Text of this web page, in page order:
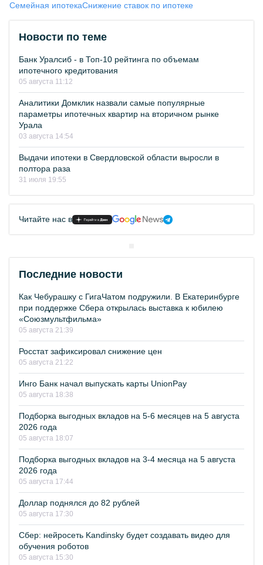
Семейная ипотекаСнижение ставок по ипотеке
Новости по теме
Банк Уралсиб - в Топ-10 рейтинга по объемам
ипотечного кредитования
05 августа 11:12
Аналитики Домклик назвали самые популярные
параметры ипотечных квартир на вторичном рынке
Урала
03 августа 14:54
Выдачи ипотеки в Свердловской области выросли в
полтора раза
31 июля 19:55
Читайте нас в
Последние новости
Как Чебурашку с ГигаЧатом подружили. В Екатеринбурге
при поддержке Сбера открылась выставка к юбилею
«Союзмультфильма»
05 августа 21:39
Росстат зафиксировал снижение цен
05 августа 21:22
Инго Банк начал выпускать карты UnionPay
05 августа 18:38
Подборка выгодных вкладов на 5-6 месяцев на 5 августа
2026 года
05 августа 18:07
Подборка выгодных вкладов на 3-4 месяца на 5 августа
2026 года
05 августа 17:44
Доллар поднялся до 82 рублей
05 августа 17:30
Сбер: нейросеть Kandinsky будет создавать видео для
обучения роботов
05 августа 15:30